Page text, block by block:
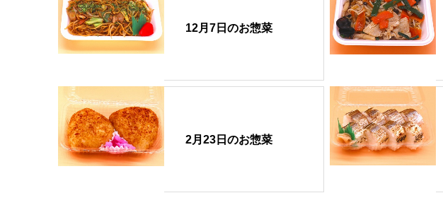
12月7日のお惣菜
2月23日のお惣菜